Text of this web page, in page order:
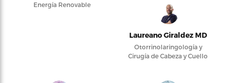
Energía Renovable
Laureano Giraldez MD
Otorrinolaringología y
Cirugía de Cabeza y Cuello